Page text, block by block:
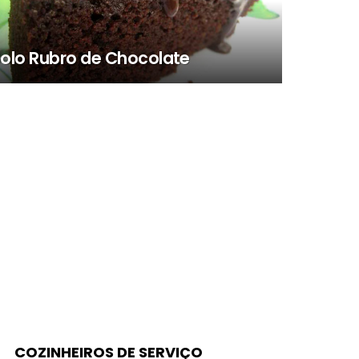
Rubro de Chocolate
COZINHEIROS DE SERVIÇO